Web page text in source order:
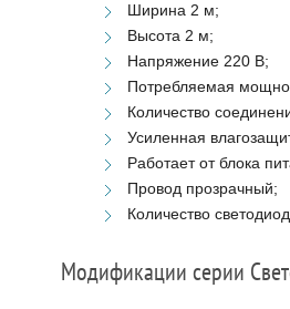
Ширина 2 м;
Высота 2 м;
Напряжение 220 В;
Потребляемая
Количество
Усиленная
Работает от блока
Провод прозрачный;
Количество
Модификации серии